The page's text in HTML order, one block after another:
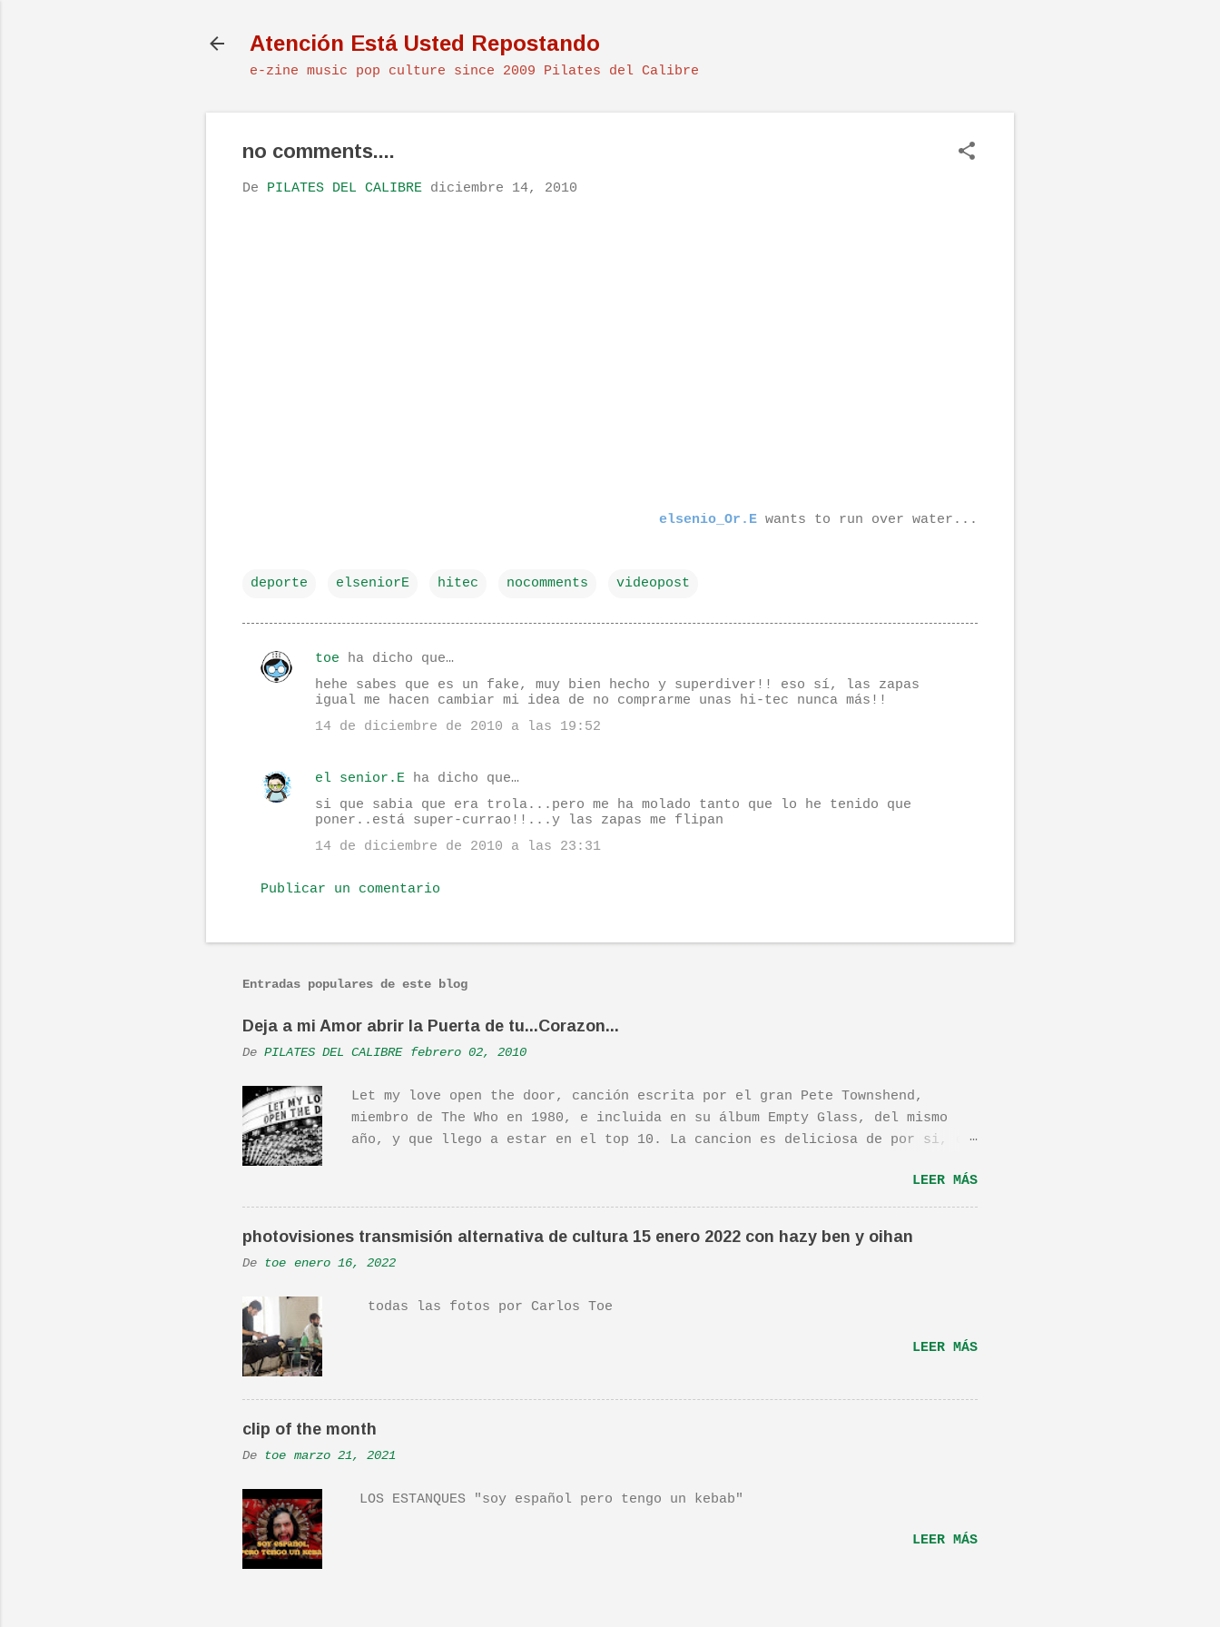
Atención Está Usted Repostando
e-zine music pop culture since 2009 Pilates del Calibre
no comments....
De PILATES DEL CALIBRE diciembre 14, 2010
elsenio_Or.E wants to run over water...
deporte elseniorE hitec nocomments videopost
C
n
t
o
toe ha dicho que…
hehe sabes que es un fake, muy bien hecho y superdiver!! eso sí, las zapas
igual me hacen cambiar mi idea de no comprarme unas hi-tec nunca más!!
14 de diciembre de 2010 a las 19:52
el senior.E ha dicho que…
si que sabia que era trola...pero me ha molado tanto que lo he tenido que
poner..está super-currao!!...y las zapas me flipan
14 de diciembre de 2010 a las 23:31
Publicar un comentario
Entradas populares de este blog
Deja a mi Amor abrir la Puerta de tu...Corazon...
De PILATES DEL CALIBRE febrero 02, 2010
Let my love open the door, canción escrita por el gran Pete Townshend,
miembro de The Who en 1980, e incluida en su álbum Empty Glass, del mismo
año, y que llego a estar en el top 10. La cancion es deliciosa de por si, de
una actuación de Pete. Ayer pude ver una estupenda película llamada "Dan in
Real Life". Recomendada por TOE hace unos posts.Yo también os la recomiendo.
En una escena de la peli Dan y su hermano interpretan esta canción.De hecho
la Banda sonora, interpretada por Sondre Lerche , incluye una magnifica Per-
Versión de este tema de Townshend. PINCHA AQUÍ Y LA TENDRÁS...
LEER MÁS
photovisiones transmisión alternativa de cultura 15 enero 2022 con hazy ben y oihan
De toe enero 16, 2022
todas las fotos por Carlos Toe
LEER MÁS
clip of the month
De toe marzo 21, 2021
LOS ESTANQUES "soy español pero tengo un kebab"
LEER MÁS